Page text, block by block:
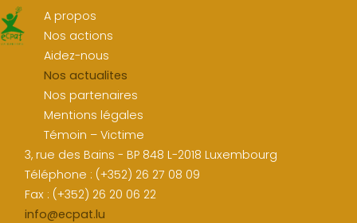
A propos
Nos actions
Aidez-nous
Nos actualites
Nos partenaires
Mentions légales
Témoin – Victime
3, rue des Bains - BP 848 L-2018 Luxembourg
Téléphone : (+352) 26 27 08 09
Fax : (+352) 26 20 06 22
info@ecpat.lu